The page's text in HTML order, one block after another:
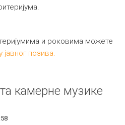
и роковима можете
јавног позива.
камерне музике